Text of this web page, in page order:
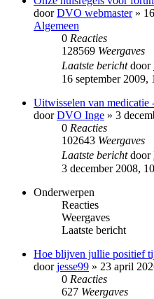
doorDVO webmaster»
Algemeen
0 Reacties
128569 Weergaves
Laatste berichtdoor
16 september 2009,
Uitwisselen van
doorDVO Inge » 3
0 Reacties
102643 Weergaves
Laatste berichtdoor
3 december 2008,
Onderwerpen
Reacties
Weergaves
Laatste bericht
Hoe blijven jullie positief
doorjesse99 » 23 april
0 Reacties
627 Weergaves